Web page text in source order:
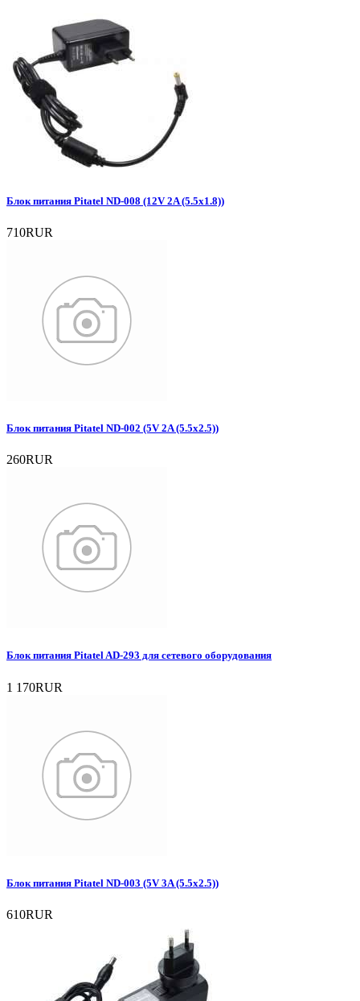
Блок питания Pitatel ND-008 (12V 2A (5.5x1.8))
710RUR
Блок питания Pitatel ND-002 (5V 2A (5.5x2.5))
260RUR
Блок питания Pitatel AD-293 для сетевого оборудования
1 170RUR
Блок питания Pitatel ND-003 (5V 3A (5.5x2.5))
610RUR